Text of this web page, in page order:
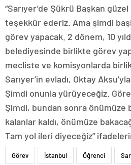
“Sarıyer’de Şükrü Başkan
teşekkür ederiz. Ama şimdi
görev yapacak. 2 dönem, 10
belediyesinde birlikte görev
mecliste ve komisyonlarda
Sarıyer’in evladı, Oktay
Şimdi onunla yürüyeceğiz.
Şimdi, bundan sonra önümüze
kalanlar kaldı, önümüze
Tam yol ileri diyeceğiz”
Görev İstanbul Öğrenci